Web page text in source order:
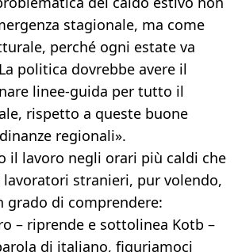
stagionale, ma come
perché ogni estate va
politica dovrebbe avere il
linee-guida per tutto il
rispetto a queste buone
regionali».
il lavoro negli orari più caldi che
stranieri, pur volendo,
grado di comprendere:
– riprende e sottolinea Kotb –
di italiano, figuriamoci